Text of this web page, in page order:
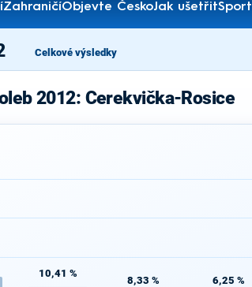
ZahraničíObjevte ČeskoJak ušetřitSport
Celkové výsledky
2012: Cerekvička-Rosice
10,41 %
8,33 % 6,25 %